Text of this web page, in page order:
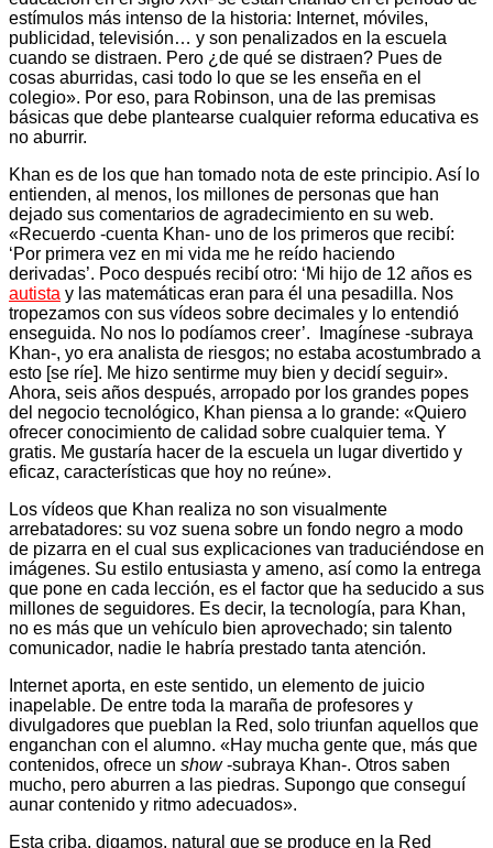
estímulos más intenso de la historia: Internet, móviles,
publicidad, televisión… y son penalizados en la escuela
cuando se distraen. Pero ¿de qué se distraen? Pues de
cosas aburridas, casi todo lo que se les enseña en el
colegio». Por eso, para Robinson, una de las premisas
básicas que debe plantearse cualquier reforma educativa es
no aburrir.
Khan es de los que han tomado nota de este principio. Así lo
entienden, al menos, los millones de personas que han
dejado sus comentarios de agradecimiento en su web.
«Recuerdo -cuenta Khan- uno de los primeros que recibí:
‘Por primera vez en mi vida me he reído haciendo
derivadas’. Poco después recibí otro: ‘Mi hijo de 12 años es
autista y las matemáticas eran para él una pesadilla. Nos
tropezamos con sus vídeos sobre decimales y lo entendió
enseguida. No nos lo podíamos creer’. Imagínese -subraya
Khan-, yo era analista de riesgos; no estaba acostumbrado a
esto [se ríe]. Me hizo sentirme muy bien y decidí seguir».
Ahora, seis años después, arropado por los grandes popes
del negocio tecnológico, Khan piensa a lo grande: «Quiero
ofrecer conocimiento de calidad sobre cualquier tema. Y
gratis. Me gustaría hacer de la escuela un lugar divertido y
eficaz, características que hoy no reúne».
Los vídeos que Khan realiza no son visualmente
arrebatadores: su voz suena sobre un fondo negro a modo
de pizarra en el cual sus explicaciones van traduciéndose en
imágenes. Su estilo entusiasta y ameno, así como la entrega
que pone en cada lección, es el factor que ha seducido a sus
millones de seguidores. Es decir, la tecnología, para Khan,
no es más que un vehículo bien aprovechado; sin talento
comunicador, nadie le habría prestado tanta atención.
Internet aporta, en este sentido, un elemento de juicio
inapelable. De entre toda la maraña de profesores y
divulgadores que pueblan la Red, solo triunfan aquellos que
enganchan con el alumno. «Hay mucha gente que, más que
contenidos, ofrece un show-subraya Khan-. Otros saben
mucho, pero aburren a las piedras. Supongo que conseguí
aunar contenido y ritmo adecuados».
Esta criba, digamos, natural que se produce en la Red